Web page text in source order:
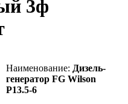
3ф
Наименование: Дизель-
генератор FG Wilson
P13.5-6